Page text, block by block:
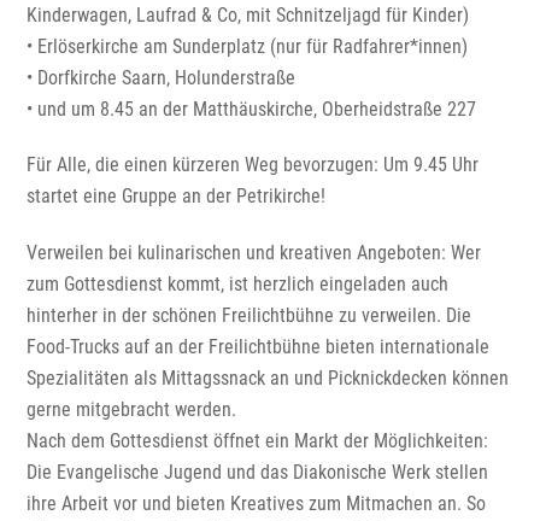
Kinderwagen, Laufrad & Co, mit Schnitzeljagd für Kinder)
• Erlöserkirche am Sunderplatz (nur für Radfahrer*innen)
• Dorfkirche Saarn, Holunderstraße
• und um 8.45 an der Matthäuskirche, Oberheidstraße 227
Für Alle, die einen kürzeren Weg bevorzugen: Um 9.45 Uhr
startet eine Gruppe an der Petrikirche!
Verweilen bei kulinarischen und kreativen Angeboten: Wer
zum Gottesdienst kommt, ist herzlich eingeladen auch
hinterher in der schönen Freilichtbühne zu verweilen. Die
Food-Trucks auf an der Freilichtbühne bieten internationale
Spezialitäten als Mittagssnack an und Picknickdecken können
gerne mitgebracht werden.
Nach dem Gottesdienst öffnet ein Markt der Möglichkeiten:
Die Evangelische Jugend und das Diakonische Werk stellen
ihre Arbeit vor und bieten Kreatives zum Mitmachen an. So